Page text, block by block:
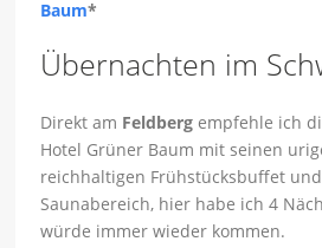
Baum*
Übernachten im
Direkt am Feldberg empfehle ich
Hotel Grüner Baum mit seinen
reichhaltigen Frühstücksbuffet
Saunabereich, hier habe ich 4
würde immer wieder kommen.